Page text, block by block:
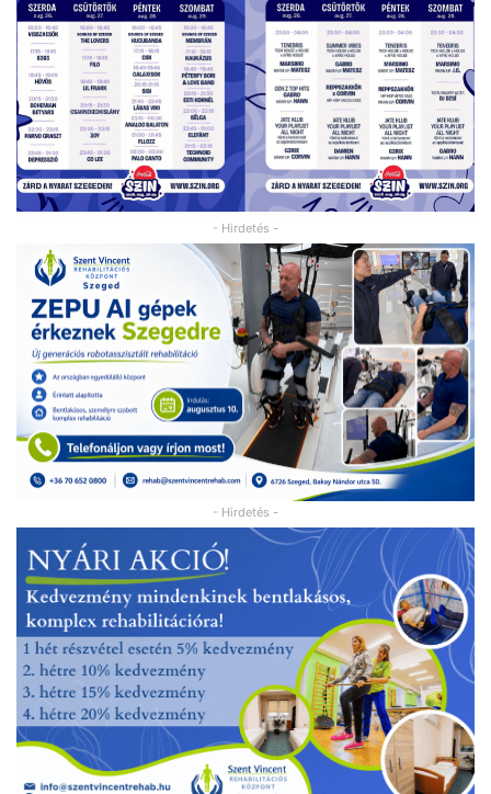
- Hirdetés -
- Hirdetés -